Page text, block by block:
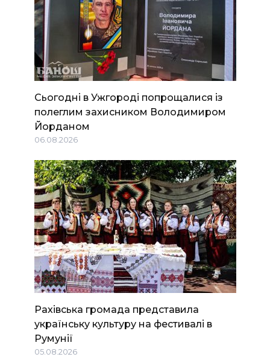
Сьогодні в Ужгороді попрощалися із
полеглим захисником Володимиром
Йорданом
06.08.2026
Рахівська громада представила
українську культуру на фестивалі в
Румунії
05.08.2026